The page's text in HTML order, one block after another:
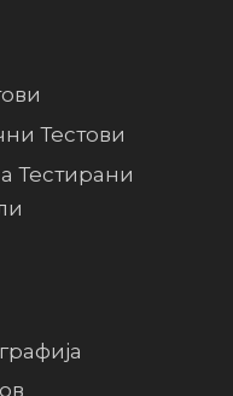
Тестови
Тестирани